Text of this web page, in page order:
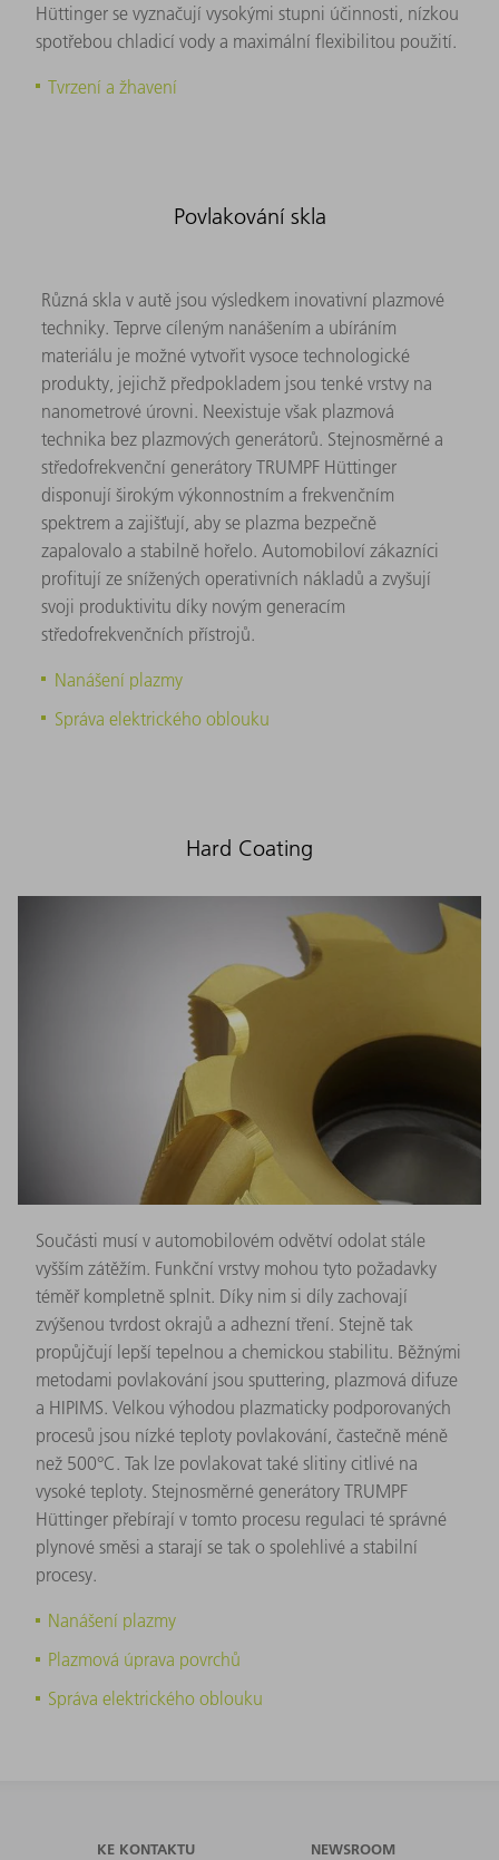
Hüttinger se vyznačují vysokými stupni účinnosti, nízkou
spotřebou chladicí vody a maximální flexibilitou použití.
Tvrzení a žhavení
Povlakování skla
Různá skla v autě jsou výsledkem inovativní plazmové
techniky. Teprve cíleným nanášením a ubíráním
materiálu je možné vytvořit vysoce technologické
produkty, jejichž předpokladem jsou tenké vrstvy na
nanometrové úrovni. Neexistuje však plazmová
technika bez plazmových generátorů. Stejnosměrné a
středofrekvenční generátory TRUMPF Hüttinger
disponují širokým výkonnostním a frekvenčním
spektrem a zajišťují, aby se plazma bezpečně
zapalovalo a stabilně hořelo. Automobiloví zákazníci
profitují ze snížených operativních nákladů a zvyšují
svoji produktivitu díky novým generacím
středofrekvenčních přístrojů.
Nanášení plazmy
Správa elektrického oblouku
Hard Coating
Součásti musí v automobilovém odvětví odolat stále
vyšším zátěžím. Funkční vrstvy mohou tyto požadavky
téměř kompletně splnit. Díky nim si díly zachovají
zvýšenou tvrdost okrajů a adhezní tření. Stejně tak
propůjčují lepší tepelnou a chemickou stabilitu. Běžnými
metodami povlakování jsou sputtering, plazmová difuze
a HIPIMS. Velkou výhodou plazmaticky podporovaných
procesů jsou nízké teploty povlakování, častečně méně
než 500°C. Tak lze povlakovat také slitiny citlivé na
vysoké teploty. Stejnosměrné generátory TRUMPF
Hüttinger přebírají v tomto procesu regulaci té správné
plynové směsi a starají se tak o spolehlivé a stabilní
procesy.
Nanášení plazmy
Plazmová úprava povrchů
Správa elektrického oblouku
KE KONTAKTU NEWSROOM